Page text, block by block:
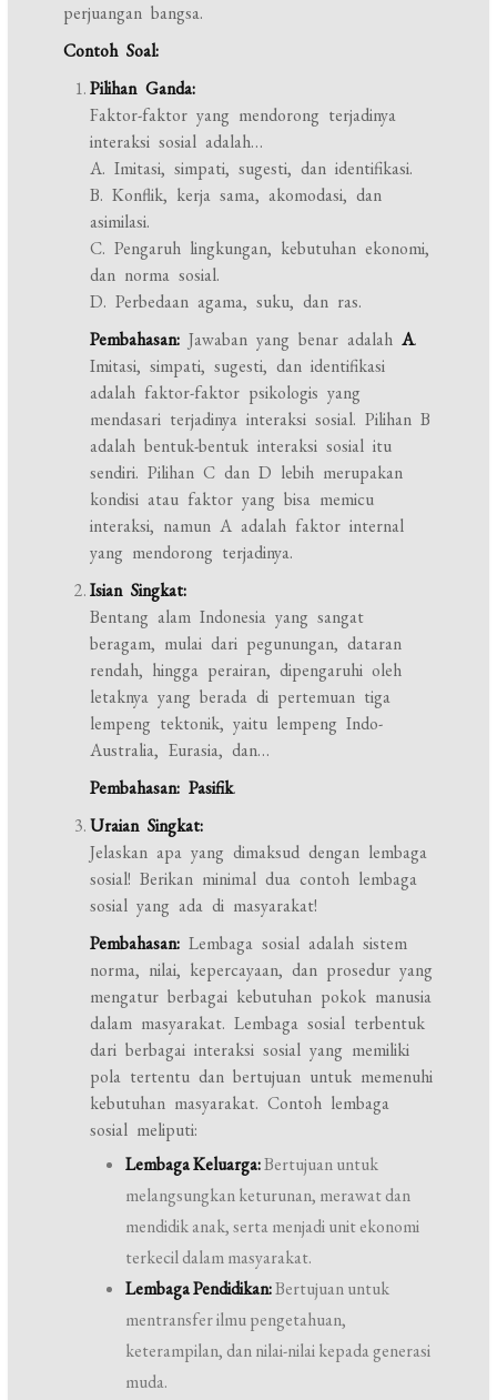
perjuangan bangsa.
Contoh Soal:
Pilihan Ganda:
Faktor-faktor yang mendorong terjadinya
interaksi sosial adalah…
A. Imitasi, simpati, sugesti, dan identifikasi.
B. Konflik, kerja sama, akomodasi, dan
asimilasi.
C. Pengaruh lingkungan, kebutuhan ekonomi,
dan norma sosial.
D. Perbedaan agama, suku, dan ras.
Pembahasan: Jawaban yang benar adalahA.
Imitasi, simpati, sugesti, dan identifikasi
adalah faktor-faktor psikologis yang
mendasari terjadinya interaksi sosial. Pilihan B
adalah bentuk-bentuk interaksi sosial itu
sendiri. Pilihan C dan D lebih merupakan
kondisi atau faktor yang bisa memicu
interaksi, namun A adalah faktor internal
yang mendorong terjadinya.
Isian Singkat:
Bentang alam Indonesia yang sangat
beragam, mulai dari pegunungan, dataran
rendah, hingga perairan, dipengaruhi oleh
letaknya yang berada di pertemuan tiga
lempeng tektonik, yaitu lempeng Indo-
Australia, Eurasia, dan…
Pembahasan: Pasifik.
Uraian Singkat:
Jelaskan apa yang dimaksud dengan lembaga
sosial! Berikan minimal dua contoh lembaga
sosial yang ada di masyarakat!
Pembahasan: Lembaga sosial adalah sistem
norma, nilai, kepercayaan, dan prosedur yang
mengatur berbagai kebutuhan pokok manusia
dalam masyarakat. Lembaga sosial terbentuk
dari berbagai interaksi sosial yang memiliki
pola tertentu dan bertujuan untuk memenuhi
kebutuhan masyarakat. Contoh lembaga
sosial meliputi:
Lembaga Keluarga:Bertujuan untuk
melangsungkan keturunan, merawat dan
mendidik anak, serta menjadi unit ekonomi
terkecil dalam masyarakat.
Lembaga Pendidikan:Bertujuan untuk
mentransfer ilmu pengetahuan,
keterampilan, dan nilai-nilai kepada generasi
muda.